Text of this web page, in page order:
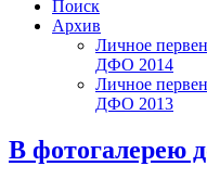
Поиск
Архив
Личное
ДФО 2014
Личное
ДФО 2013
В фотогалерею